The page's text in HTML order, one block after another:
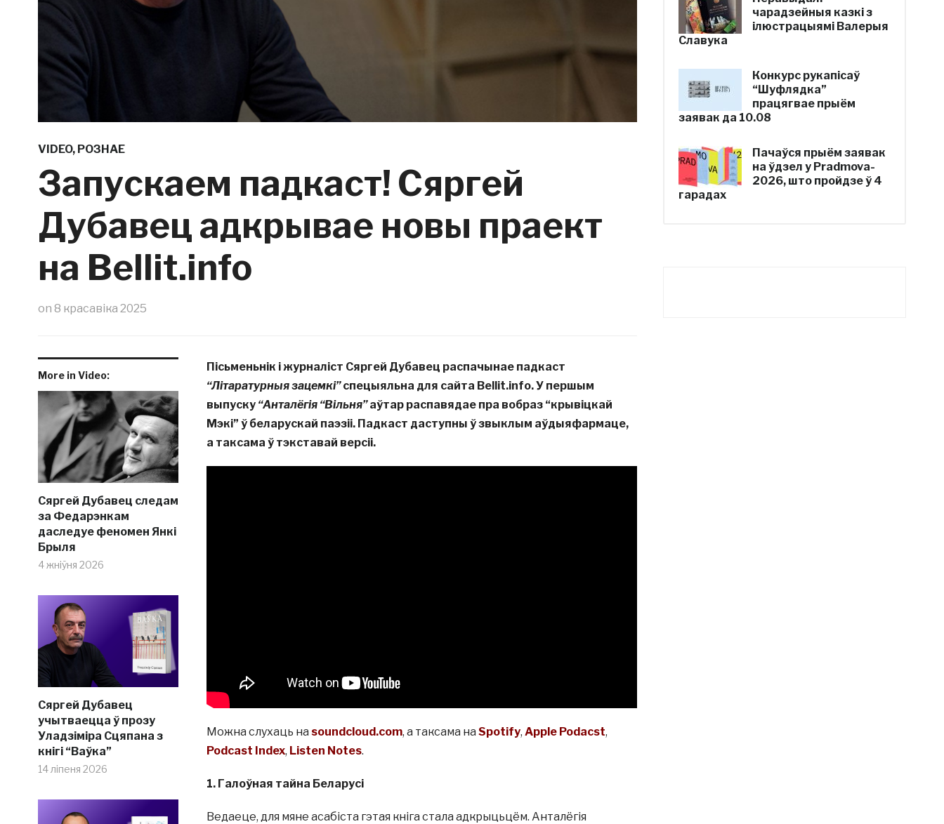
VIDEO, РОЗНАЕ
Запускаем падкаст! Сяргей
Дубавец адкрывае новы праект
на Bellit.info
on 8 красавіка 2025
More in Video:
Сяргей Дубавец следам
за Федарэнкам
даследуе феномен Янкі
Брыля
4 жніўня 2026
Сяргей Дубавец
учытваецца ў прозу
Уладзіміра Сцяпана з
кнігі “Ваўка”
14 ліпеня 2026
Пісьменьнік і журналіст Сяргей Дубавец распачынае падкаст
“Літаратурныя зацемкі”спецыяльна для сайта Bellit.info. У першым
выпуску “Анталёгія “Вільня”аўтар распавядае пра вобраз “крывіцкай
Мэкі” ў беларускай паэзіі. Падкаст даступны ў звыклым аўдыяфармаце,
а таксама ў тэкставай версіі.
Можна слухаць на soundcloud.com, а таксама на Spotify, Apple Podacst,
Podcast Index, Listen Notes.
1. Галоўная тайна Беларусі
Ведаеце, для мяне асабіста гэтая кніга стала адкрыцьцём. Анталёгія
чарадзейныя казкі з
ілюстрацыямі Валерыя
Славука
Конкурс рукапісаў
“Шуфлядка”
працягвае прыём
заявак да 10.08
Пачаўся прыём заявак
на ўдзел у Pradmova-
2026, што пройдзе ў 4
гарадах